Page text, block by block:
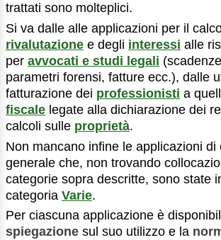
trattati sono molteplici.
Si va dalle alle applicazioni per il
rivalutazione e degli interessi alle
per avvocati e studi legali
parametri forensi, fatture ecc.), dalle
fatturazione dei professionisti a
fiscale legate alla dichiarazione dei
calcoli sulle proprietà.
Non mancano infine le applicazioni di
generale che, non trovando
categorie sopra descritte, sono state
categoria Varie.
Per ciascuna applicazione è
spiegazione sul suo utilizzo e la